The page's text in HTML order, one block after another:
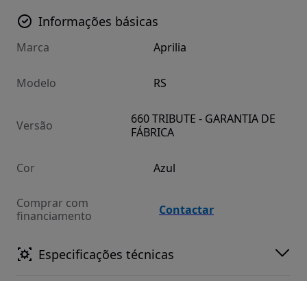
Informações básicas
Marca Aprilia
Modelo RS
Versão
660 TRIBUTE - GARANTIA DE
FÁBRICA
Cor Azul
Comprar com
financiamento
Contactar
Especificações técnicas